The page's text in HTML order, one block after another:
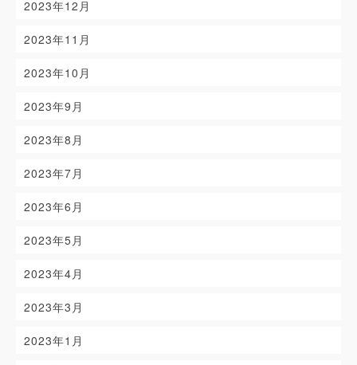
2023年12月
2023年11月
2023年10月
2023年9月
2023年8月
2023年7月
2023年6月
2023年5月
2023年4月
2023年3月
2023年1月